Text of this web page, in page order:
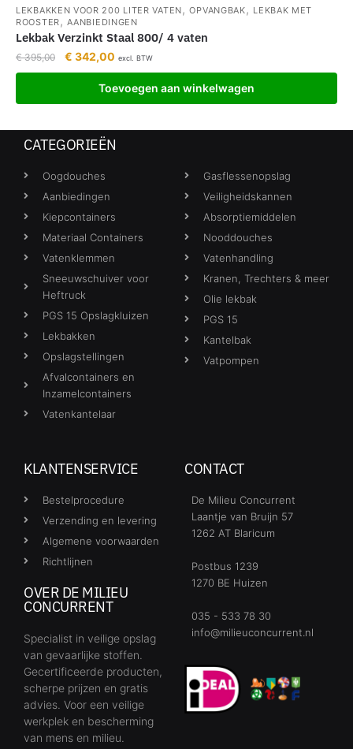
LEKBAKKEN VOOR 200 LITER VATEN,OPVANGBAK, LEKBAK MET
ROOSTER,AANBIEDINGEN
Lekbak Verzinkt Staal 800/ 4 vaten
€395,00 € 342,00 excl. BTW
Toevoegen aan winkelwagen
CATEGORIEËN
Oogdouches
Aanbiedingen
Kiepcontainers
Materiaal Containers
Vatenklemmen
Sneeuwschuiver voor
Heftruck
PGS 15 Opslagkluizen
Lekbakken
Opslagstellingen
Afvalcontainers en
Inzamelcontainers
Vatenkantelaar
Gasflessenopslag
Veiligheidskannen
Absorptiemiddelen
Nooddouches
Vatenhandling
Kranen, Trechters & meer
Olie lekbak
PGS 15
Kantelbak
Vatpompen
KLANTENSERVICE
Bestelprocedure
Verzending en levering
Algemene voorwaarden
Richtlijnen
OVER DE MILIEU
CONCURRENT
Specialist in veilige opslag
van gevaarlijke stoffen.
Gecertificeerde producten,
scherpe prijzen en gratis
advies. Voor een veilige
werkplek en bescherming
van mens en milieu.
CONTACT
De Milieu Concurrent
Laantje van Bruijn 57
1262 AT Blaricum
Postbus 1239
1270 BE Huizen
035 - 533 78 30
info@milieuconcurrent.nl